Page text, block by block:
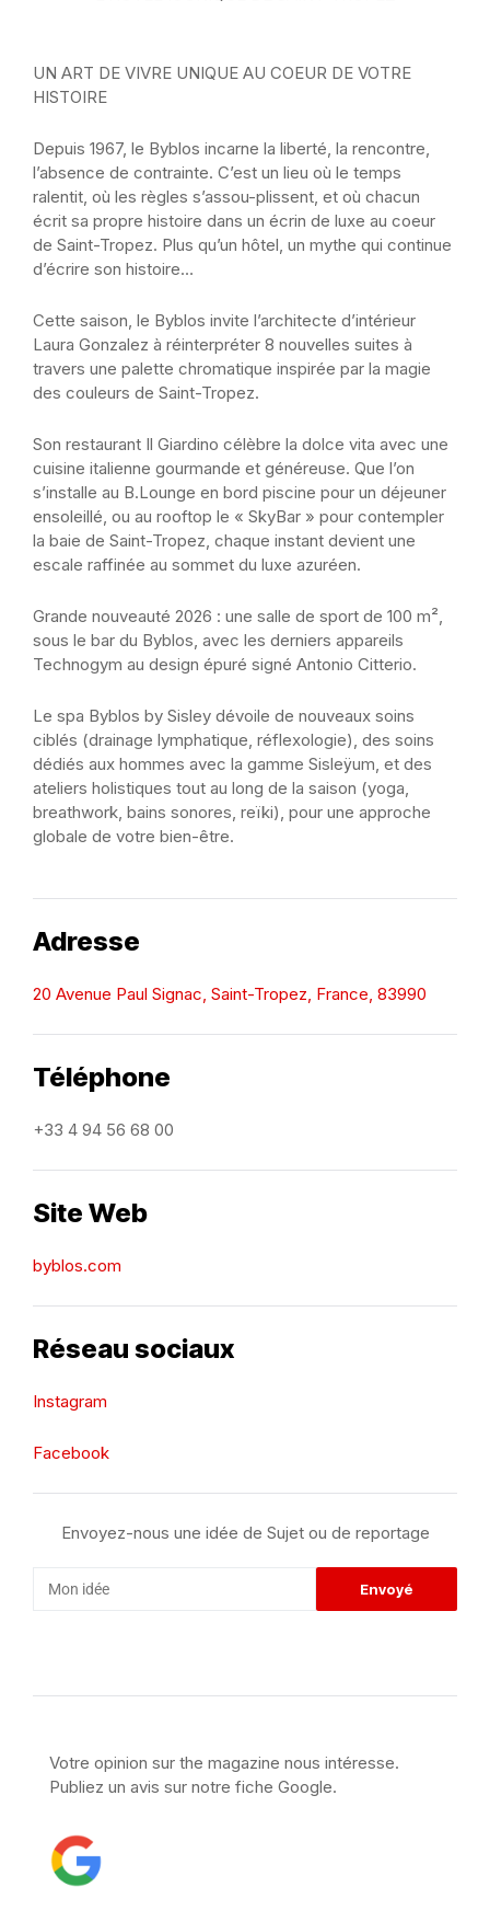
UN ART DE VIVRE UNIQUE AU COEUR DE VOTRE
HISTOIRE
Depuis 1967, le Byblos incarne la liberté, la rencontre,
l’absence de contrainte. C’est un lieu où le temps
ralentit, où les règles s’assou-plissent, et où chacun
écrit sa propre histoire dans un écrin de luxe au coeur
de Saint-Tropez. Plus qu’un hôtel, un mythe qui continue
d’écrire son histoire…
Cette saison, le Byblos invite l’architecte d’intérieur
Laura Gonzalez à réinterpréter 8 nouvelles suites à
travers une palette chromatique inspirée par la magie
des couleurs de Saint-Tropez.
Son restaurant Il Giardino célèbre la dolce vita avec une
cuisine italienne gourmande et généreuse. Que l’on
s’installe au B.Lounge en bord piscine pour un déjeuner
ensoleillé, ou au rooftop le « SkyBar » pour contempler
la baie de Saint-Tropez, chaque instant devient une
escale raffinée au sommet du luxe azuréen.
Grande nouveauté 2026 : une salle de sport de 100 m²,
sous le bar du Byblos, avec les derniers appareils
Technogym au design épuré signé Antonio Citterio.
Le spa Byblos by Sisley dévoile de nouveaux soins
ciblés (drainage lymphatique, réflexologie), des soins
dédiés aux hommes avec la gamme Sisleÿum, et des
ateliers holistiques tout au long de la saison (yoga,
breathwork, bains sonores, reïki), pour une approche
globale de votre bien-être.
Adresse
20 Avenue Paul Signac, Saint-Tropez, France, 83990
Téléphone
+33 4 94 56 68 00
Site Web
byblos.com
Réseau sociaux
Instagram
Facebook
Envoyez-nous une idée de Sujet ou de reportage
Votre opinion sur the magazine nous intéresse.
Publiez un avis sur notre fiche Google.